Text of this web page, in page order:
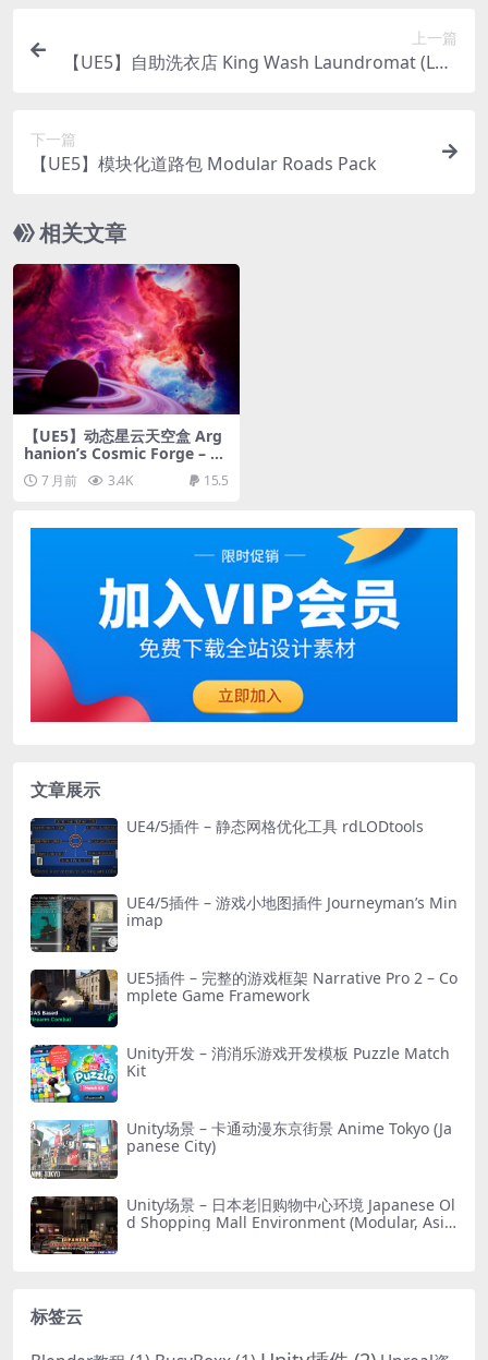
上一篇
【UE5】自助洗衣店 King Wash Laundromat (LEG
下一篇
【UE5】模块化道路包 Modular Roads Pack
相关文章
【UE5】动态星云天空盒 Arg
hanion’s Cosmic Forge – A
nimated Nebula Skyboxes
– Volume 2
7 月前 3.4K 15.5
文章展示
UE4/5插件 – 静态网格优化工具 rdLODtools
UE4/5插件 – 游戏小地图插件 Journeyman’s Min
imap
UE5插件 – 完整的游戏框架 Narrative Pro 2 – Co
mplete Game Framework
Unity开发 – 消消乐游戏开发模板 Puzzle Match
Kit
Unity场景 – 卡通动漫东京街景 Anime Tokyo (Ja
panese City)
Unity场景 – 日本老旧购物中心环境 Japanese Ol
d Shopping Mall Environment (Modular, Asia
标签云